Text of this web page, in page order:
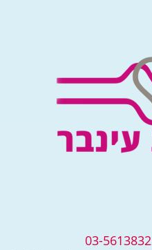
03-5613832